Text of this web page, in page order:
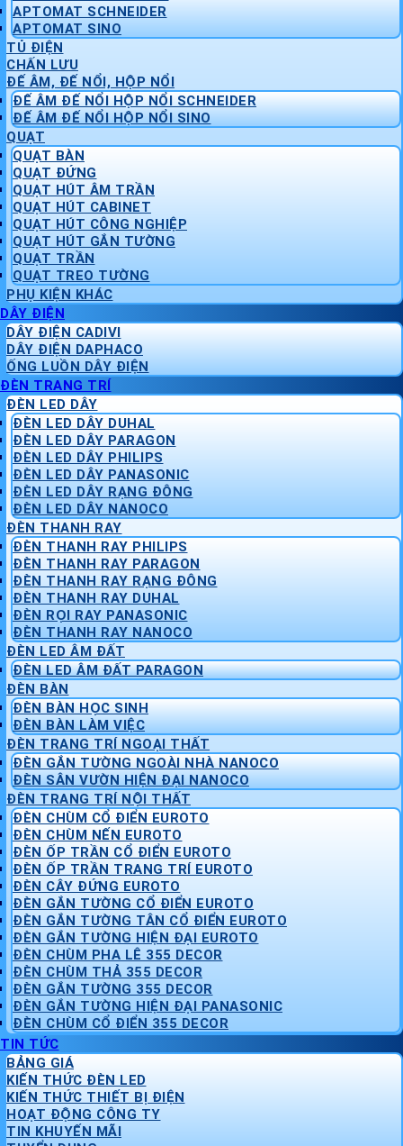
APTOMAT SCHNEIDER
APTOMAT SINO
TỦ ĐIỆN
CHẤN LƯU
ĐẾ ÂM, ĐẾ NỔI, HỘP NỔI
ĐẾ ÂM ĐẾ NỔI HỘP NỔI SCHNEIDER
ĐẾ ÂM ĐẾ NỔI HỘP NỔI SINO
QUẠT
QUẠT BÀN
QUẠT ĐỨNG
QUẠT HÚT ÂM TRẦN
QUẠT HÚT CABINET
QUẠT HÚT CÔNG NGHIỆP
QUẠT HÚT GẮN TƯỜNG
QUẠT TRẦN
QUẠT TREO TƯỜNG
PHỤ KIỆN KHÁC
DÂY ĐIỆN
DÂY ĐIỆN CADIVI
DÂY ĐIỆN DAPHACO
ỐNG LUỒN DÂY ĐIỆN
ĐÈN TRANG TRÍ
ĐÈN LED DÂY
ĐÈN LED DÂY DUHAL
ĐÈN LED DÂY PARAGON
ĐÈN LED DÂY PHILIPS
ĐÈN LED DÂY PANASONIC
ĐÈN LED DÂY RẠNG ĐÔNG
ĐÈN LED DÂY NANOCO
ĐÈN THANH RAY
ĐÈN THANH RAY PHILIPS
ĐÈN THANH RAY PARAGON
ĐÈN THANH RAY RẠNG ĐÔNG
ĐÈN THANH RAY DUHAL
ĐÈN RỌI RAY PANASONIC
ĐÈN THANH RAY NANOCO
ĐÈN LED ÂM ĐẤT
ĐÈN LED ÂM ĐẤT PARAGON
ĐÈN BÀN
ĐÈN BÀN HỌC SINH
ĐÈN BÀN LÀM VIỆC
ĐÈN TRANG TRÍ NGOẠI THẤT
ĐÈN GẮN TƯỜNG NGOÀI NHÀ NANOCO
ĐÈN SÂN VƯỜN HIỆN ĐẠI NANOCO
ĐÈN TRANG TRÍ NỘI THẤT
ĐÈN CHÙM CỔ ĐIỂN EUROTO
ĐÈN CHÙM NẾN EUROTO
ĐÈN ỐP TRẦN CỔ ĐIỂN EUROTO
ĐÈN ỐP TRẦN TRANG TRÍ EUROTO
ĐÈN CÂY ĐỨNG EUROTO
ĐÈN GẮN TƯỜNG CỔ ĐIỂN EUROTO
ĐÈN GẮN TƯỜNG TÂN CỔ ĐIỂN EUROTO
ĐÈN GẮN TƯỜNG HIỆN ĐẠI EUROTO
ĐÈN CHÙM PHA LÊ 355 DECOR
ĐÈN CHÙM THẢ 355 DECOR
ĐÈN GẮN TƯỜNG 355 DECOR
ĐÈN GẮN TƯỜNG HIỆN ĐẠI PANASONIC
ĐÈN CHÙM CỔ ĐIỂN 355 DECOR
TIN TỨC
BẢNG GIÁ
KIẾN THỨC ĐÈN LED
KIẾN THỨC THIẾT BỊ ĐIỆN
HOẠT ĐỘNG CÔNG TY
TIN KHUYẾN MÃI